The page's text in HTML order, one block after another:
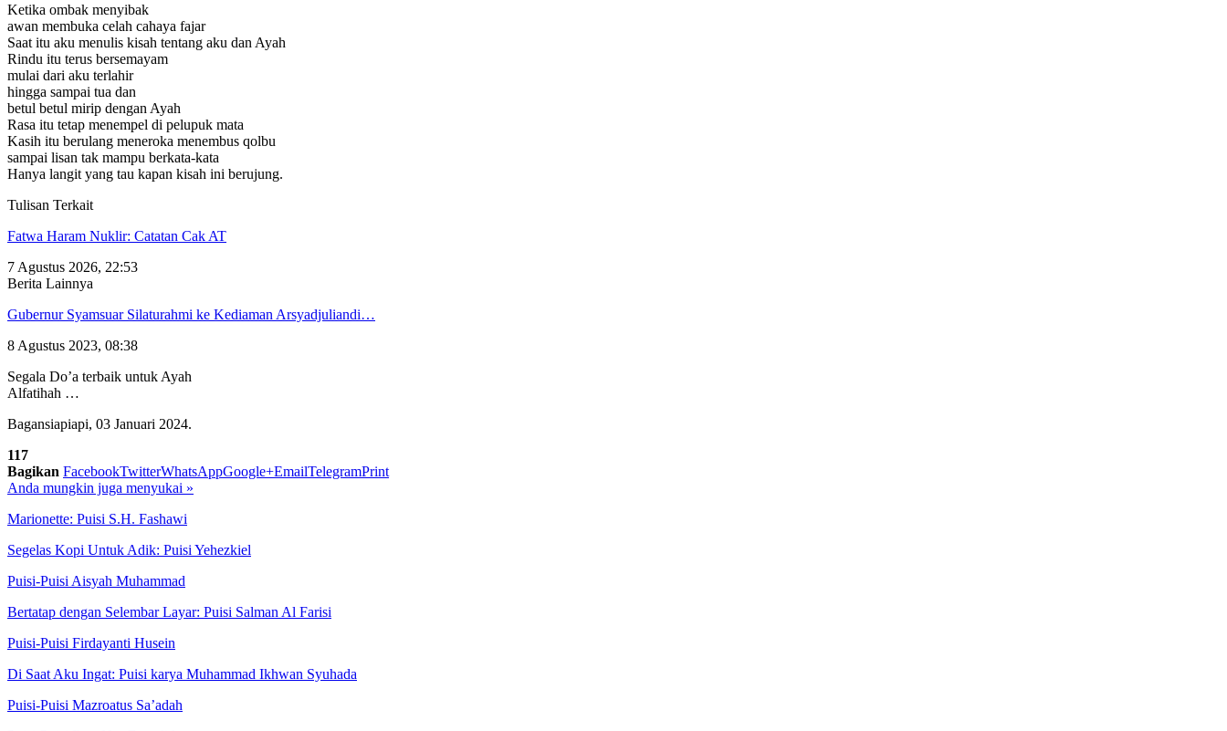
Ketika ombak menyibak
awan membuka celah cahaya fajar
Saat itu aku menulis kisah tentang aku dan Ayah
Rindu itu terus bersemayam
mulai dari aku terlahir
hingga sampai tua dan
betul betul mirip dengan Ayah
Rasa itu tetap menempel di pelupuk mata
Kasih itu berulang meneroka menembus qolbu
sampai lisan tak mampu berkata-kata
Hanya langit yang tau kapan kisah ini berujung.
Tulisan Terkait
Fatwa Haram Nuklir: Catatan Cak AT
7 Agustus 2026, 22:53
Berita Lainnya
Gubernur Syamsuar Silaturahmi ke Kediaman Arsyadjuliandi…
8 Agustus 2023, 08:38
Segala Do’a terbaik untuk Ayah
Alfatihah …
Bagansiapiapi, 03 Januari 2024.
117
Bagikan FacebookTwitterWhatsAppGoogle+EmailTelegramPrint
Anda mungkin juga menyukai »
Marionette: Puisi S.H. Fashawi
Segelas Kopi Untuk Adik: Puisi Yehezkiel
Puisi-Puisi Aisyah Muhammad
Bertatap dengan Selembar Layar: Puisi Salman Al Farisi
Puisi-Puisi Firdayanti Husein
Di Saat Aku Ingat: Puisi karya Muhammad Ikhwan Syuhada
Puisi-Puisi Mazroatus Sa’adah